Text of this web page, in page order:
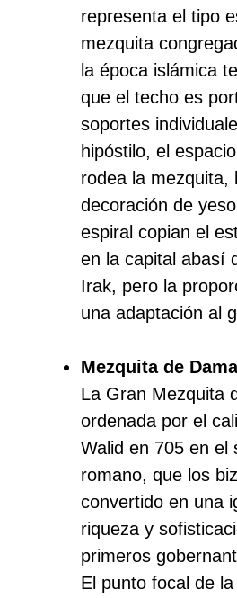
representa el tipo
mezquita
la época islámica
que el techo es
soportes
hipóstilo, el
rodea la mezquita,
decoración de
espiral copian el
en la capital abasí
Irak, pero la
una adaptación al
Mezquita de
La Gran Mezquita
ordenada por el
Walid en 705 en el
romano, que los
convertido en una
riqueza y
primeros
El punto focal de